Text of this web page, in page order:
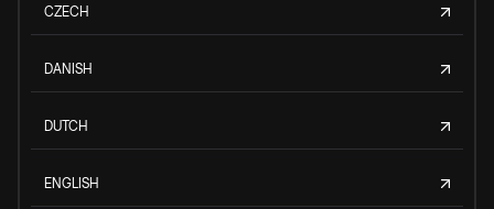
CZECH
DANISH
DUTCH
ENGLISH